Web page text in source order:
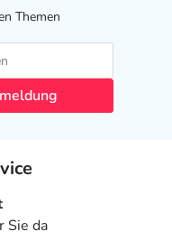
Themen
Sie da